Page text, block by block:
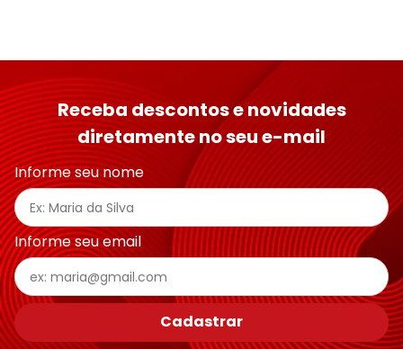
Receba descontos e novidades
diretamente no seu e-mail
Informe seu nome
Informe seu email
Cadastrar